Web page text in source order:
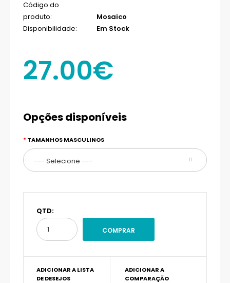
Código do
produto:
Mosaico
Disponibilidade:
Em Stock
27.00€
Opções disponíveis
TAMANHOS MASCULINOS
QTD:
ADICIONAR A LISTA
DE DESEJOS
ADICIONAR A
COMPARAÇÃO